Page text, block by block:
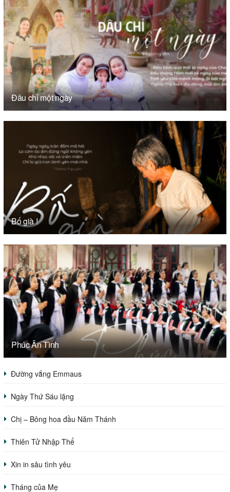
Đâu chỉ một ngày
Bố già !
Phúc Ân Tình
Đường vắng Emmaus
Ngày Thứ Sáu lặng
Chị – Bông hoa đầu Năm Thánh
Thiên Tử Nhập Thể
Xin in sâu tình yêu
Tháng của Mẹ